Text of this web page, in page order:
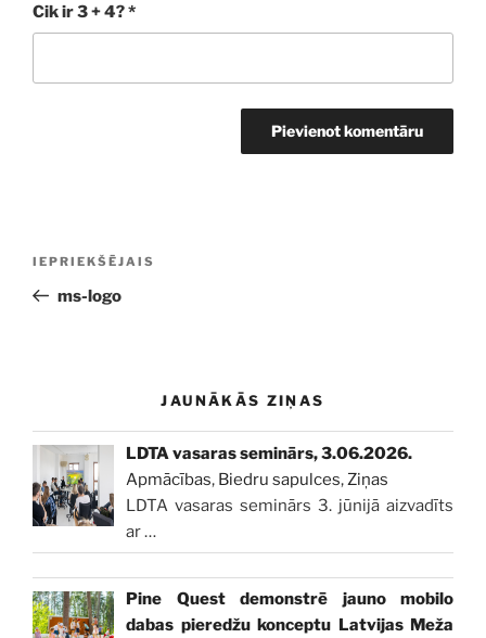
Cik ir 3 + 4?*
Iepriekšējā
ziņa:
IEPRIEKŠĒJAIS
ms-logo
JAUNĀKĀS ZIŅAS
LDTA vasaras seminārs, 3.06.2026.
Apmācības, Biedru sapulces, Ziņas
LDTA vasaras seminārs 3. jūnijā aizvadīts
ar…
Pine Quest demonstrē jauno mobilo
dabas pieredžu konceptu Latvijas Meža